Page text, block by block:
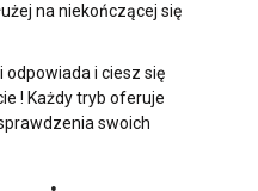
na niekończącej się
odpowiada i ciesz się
! Każdy tryb oferuje
swoich